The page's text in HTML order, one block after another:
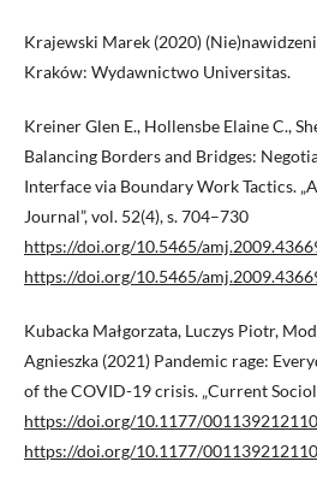
Krajewski Marek (2020)
Kraków: Wydawnictwo Universitas.
Kreiner Glen E., Hollensbe Elaine C.,
Balancing Borders and Bridges:
Interface via Boundary Work Tactics.
Journal”, vol. 52(4), s. 704–730
https://doi.org/10.5465/
https://doi.org/10.5465/
Kubacka Małgorzata, Luczys Piotr,
Agnieszka (2021) Pandemic rage:
of the COVID-19 crisis. „Current
https://doi.org/10.1177/
https://doi.org/10.1177/